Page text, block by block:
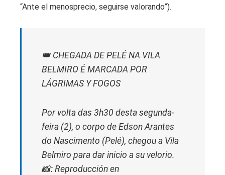
“Ante el menosprecio, seguirse valorando”).
👑 CHEGADA DE PELÉ NA VILA
BELMIRO É MARCADA POR
LÁGRIMAS Y FOGOS
Por volta das 3h30 desta segunda-
feira (2), o corpo de Edson Arantes
do Nascimento (Pelé), chegou a Vila
Belmiro para dar inicio a su velorio.
📸: Reproducción en